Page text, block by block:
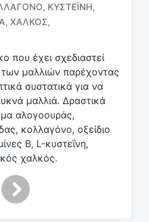
, ΚΥΣΤΕΪ́ΝΗ,
, ΧΑΛΚΌΣ,
που έχει σχεδιαστεί
μαλλιών παρέχοντας
συστατικά για να
μαλλιά. Δραστικά
αλογοουράς,
κολλαγόνο, οξείδιο
Β, L-κυστεΐνη,
χαλκός.